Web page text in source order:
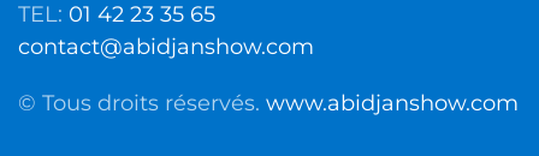
TEL: 01 42 23 35 65
contact@abidjanshow.com
© Tous droits réservés. www.abidjanshow.com